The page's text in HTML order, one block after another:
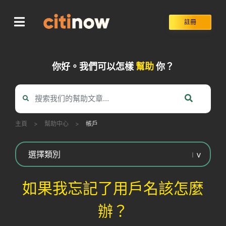
content
註冊
你好。我們可以怎樣 幫助你？
主頁 > 幫助中心 > 帳戶
如果我忘記了用戶名該怎麼
辦？